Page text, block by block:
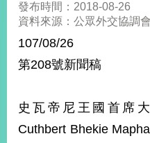
總
合
外
價
外
交
經
發布時間：2018-08-26
資料來源：公眾外交協調會
107/08/26
第208號新聞稿
史瓦帝尼王國首席
Cuthbert Bhekie